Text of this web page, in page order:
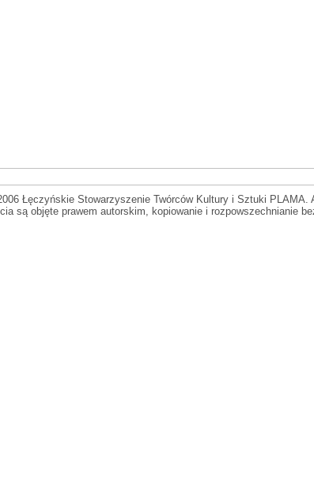
Łęczyńskie Stowarzyszenie Twórców Kultury i Sztuki PLAMA.
są objęte prawem autorskim, kopiowanie i rozpowszechnianie